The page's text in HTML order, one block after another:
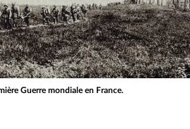
Guerre mondiale en France.